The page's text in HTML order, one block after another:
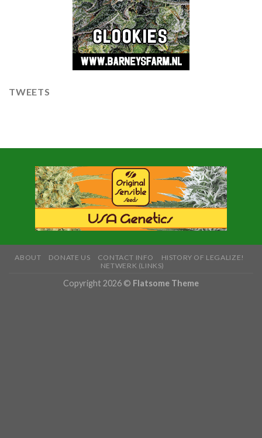
TWEETS
ABOUT DONATE US CONTACT INFO
HISTORY OF LEGALIZE!
NETWERK (LINKS)
Copyright 2026 © Flatsome Theme